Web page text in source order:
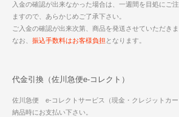
入金の確認が出来なかった場合は、一週間を目処にご
ますので、あらかじめご了承下さい。
ご入金の確認が出来次第、商品を発送させていただきま
なお、 振込手数料はお客様負担 となります。
代金引換（佐川急便e-コレクト）
佐川急便 e-コレクトサービス（現金・クレジットカ
納品時にお支払い下さい。